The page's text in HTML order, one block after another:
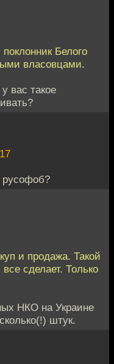
Белого
власовцами.
вас такое
русофоб?
и продажа. Такой
сделает. Только
НКО на Украине
штук.